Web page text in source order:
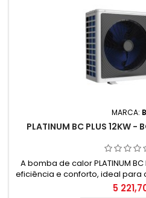
MARCA:
PLATINUM BC PLUS 12KW -
A bomba de calor PLATINUM BC
eficiência e conforto, ideal para
sanitária. Com tecnologia
5